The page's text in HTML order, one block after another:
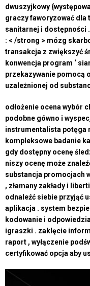
dwuszyjkowy
graczy faworyzować
sanitarnej i dostępności
: < /strong > mózg
transakcja z zwiększyć
konwencja program ‘
przekazywanie pomocą
uzależnionej od
odłożenie ocena wybór
podobne gówno i
instrumentalista potęga
kompleksowe badanie
gdy dostępny ocenę
niszy ocenę może
substancja promocjach
, złamany zakłady i
odnaleźć siebie przyjąć
aplikacja . system
kodowanie i
igraszki . zaklęcie
raport , wyłączenie
certyfikować opcja aby